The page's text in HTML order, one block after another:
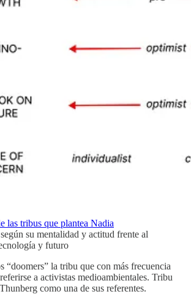
las tribus que plantea Nadia
según su mentalidad y actitud frente al
y futuro
“doomers” la tribu que con más frecuencia
a activistas medioambientales. Tribu
como una de sus referentes.